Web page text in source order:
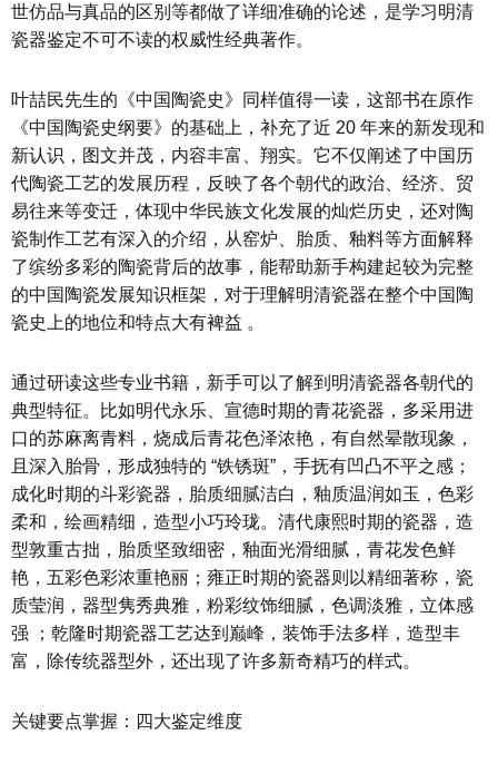
世仿品与真品的区别等都做了详细准确的论述，是学习明清
瓷器鉴定不可不读的权威性经典著作。
叶喆民先生的《中国陶瓷史》同样值得一读，这部书在原作
《中国陶瓷史纲要》的基础上，补充了近 20 年来的新发现和
新认识，图文并茂，内容丰富、翔实。它不仅阐述了中国历
代陶瓷工艺的发展历程，反映了各个朝代的政治、经济、贸
易往来等变迁，体现中华民族文化发展的灿烂历史，还对陶
瓷制作工艺有深入的介绍，从窑炉、胎质、釉料等方面解释
了缤纷多彩的陶瓷背后的故事，能帮助新手构建起较为完整
的中国陶瓷发展知识框架，对于理解明清瓷器在整个中国陶
瓷史上的地位和特点大有裨益 。
通过研读这些专业书籍，新手可以了解到明清瓷器各朝代的
典型特征。比如明代永乐、宣德时期的青花瓷器，多采用进
口的苏麻离青料，烧成后青花色泽浓艳，有自然晕散现象，
且深入胎骨，形成独特的 “铁锈斑”，手抚有凹凸不平之感；
成化时期的斗彩瓷器，胎质细腻洁白，釉质温润如玉，色彩
柔和，绘画精细，造型小巧玲珑。清代康熙时期的瓷器，造
型敦重古拙，胎质坚致细密，釉面光滑细腻，青花发色鲜
艳，五彩色彩浓重艳丽；雍正时期的瓷器则以精细著称，瓷
质莹润，器型隽秀典雅，粉彩纹饰细腻，色调淡雅，立体感
强 ；乾隆时期瓷器工艺达到巅峰，装饰手法多样，造型丰
富，除传统器型外，还出现了许多新奇精巧的样式。
关键要点掌握：四大鉴定维度